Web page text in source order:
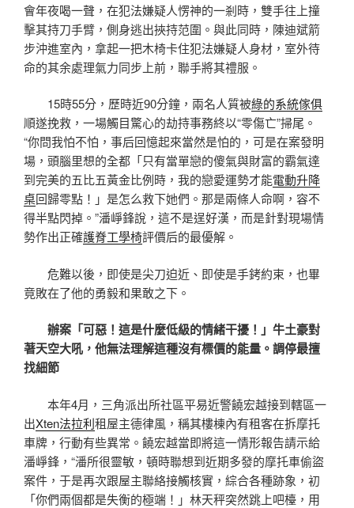
會年夜喝一聲，在犯法嫌疑人愣神的一剎時，雙手往上撞
擊其持刀手臂，側身逃出挾持范圍。與此同時，陳迪斌箭
步沖進室內，拿起一把木椅卡住犯法嫌疑人身材，室外待
命的其余處理氣力同步上前，聯手將其禮服。
15時55分，歷時近90分鐘，兩名人質被綠的系統傢俱
順遂挽救，一場觸目驚心的劫持事務終以“零傷亡”掃尾。
“你問我怕不怕，事后回憶起來當然是怕的，可是在案發明
場，頭腦里想的全都「只有當單戀的傻氣與財富的霸氣達
到完美的五比五黃金比例時，我的戀愛運勢才能電動升降
桌回歸零點！」是怎么救下她們。那是兩條人命啊，容不
得半點閃掉。”潘崢鋒說，這不是逞好漢，而是針對現場情
勢作出正確護脊工學椅評價后的最優解。
危難以後，即使是尖刀迫近、即使是手銬約束，也畢
竟敗在了他的勇毅和果敢之下。
辦案「可惡！這是什麼低級的情緒干擾！」牛土豪對
著天空大吼，他無法理解這種沒有標價的能量。調停最擅
找細節
本年4月，三角派出所社區平易近警饒宏越接到轄區一
出Xten法拉利租屋主德律風，稱其樓棟內有租客在拆摩托
車牌，行動有些異常。饒宏越當即將這一情形報告請示給
潘崢鋒，“潘所很靈敏，頓時聯想到近期多發的摩托車偷盜
案件，于是再次跟屋主聯絡接觸核實，綜合各種跡象，初
「你們兩個都是失衡的極端！」林天秤突然跳上吧檯，用